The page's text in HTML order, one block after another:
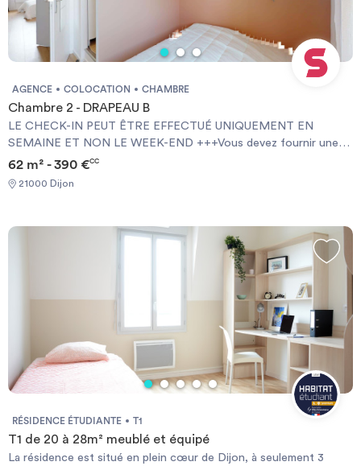
AGENCE COLOCATION CHAMBRE
Chambre 2 - DRAPEAU B
LE CHECK-IN PEUT ÊTRE EFFECTUÉ UNIQUEMENT EN
SEMAINE ET NON LE WEEK-END +++Vous devez fournir une
Garantie Visale obligatoirement et une assurance habitation+++
[ENG] CHECK-IN CAN ONLY BE DONE ON WEEKDAYS AND
62 m² - 390 €CC
21000 Dijon
RÉSIDENCE ÉTUDIANTE T1
T1 de 20 à 28m² meublé et équipé
La résidence est situé en plein cœur de Dijon, à seulement 3